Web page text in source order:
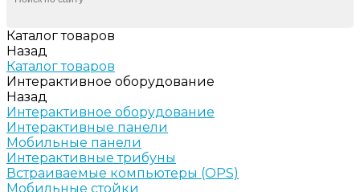
Каталог товаров
Назад
Каталог товаров
Интерактивное оборудование
Назад
Интерактивное оборудование
Интерактивные панели
Мобильные панели
Интерактивные трибуны
Встраиваемые компьютеры (OPS)
Мобильные стойки